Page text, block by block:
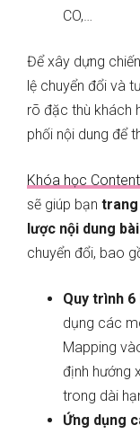
CO,…
Để xây dựng
lệ chuyển đổi và
rõ đặc thù khách
phối nội dung để
Khóa học
sẽ giúp bạn trang
lược nội dung
chuyển đổi, bao
Quy trình
dụng các
Mapping
định hướng
trong dài
Ứng dụng